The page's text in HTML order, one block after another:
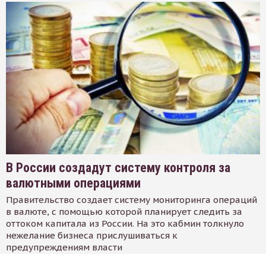
В России создадут систему контроля за
валютными операциями
Правительство создает систему мониторинга операций
в валюте, с помощью которой планирует следить за
оттоком капитала из России. На это кабмин толкнуло
нежелание бизнеса прислушиваться к
предупреждениям власти